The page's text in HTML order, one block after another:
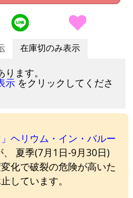
在庫切のみ表示
ます。
示 をクリックしてくださ
」ヘリウム・イン・バルー
、 夏季(7月1日-9月30日)
化で破裂の危険が高いた
しています。